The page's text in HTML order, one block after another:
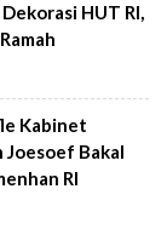
HUT RI,
Kabinet
Joesoef Bakal
RI